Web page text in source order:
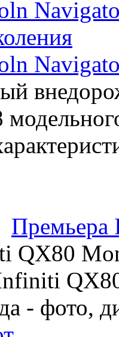
Премьера
QX80
- фото,